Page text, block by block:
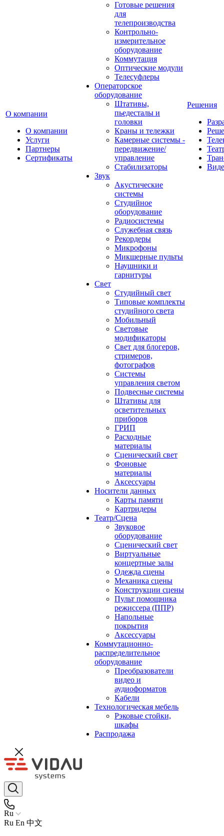
О компании
О компании
Услуги
Партнеры
Сертификаты
Готовые решения
для
телепроизводства
Контрольно-
измерительное
оборудование
Коммутация
Оптические модули
Телесуфлеры
Операторское
оборудование
Штативы,
пьедесталы и
головки
Краны и тележки
Камерные системы -
передвижение/
управление
Стабилизаторы
Звук
Акустические
системы
Студийное
оборудование
Радиосистемы
Служебная связь
Рекордеры
Микрофоны
Микшерные пульты
Наушники и
гарнитуры
Свет
Студийный свет
Типовые комплекты
студийного света
Мобильный
Световые
модификаторы
Свет для блогеров,
стримеров,
фотографов
Системы
управления светом
Подвесные системы
Штативы для
осветительных
приборов
ГРИП
Расходные
материалы
Сценический свет
Фоновые
материалы
Аксессуары
Носители данных
Карты памяти
Картридеры
Театр/Сцена
Звуковое
оборудование
Сценический свет
Виртуальные
концертные залы
Одежда сцены
Механика сцены
Конструкции сцены
Пульт помощника
режиссера (ППР)
Напольные
покрытия
Аксессуары
Коммутационно-
распределительное
оборудование
Преобразователи
видео и
аудиоформатов
Кабели
Технологическая мебель
Рэковые стойки,
шкафы
Распродажа
Решения
Ru
Ru En 中文